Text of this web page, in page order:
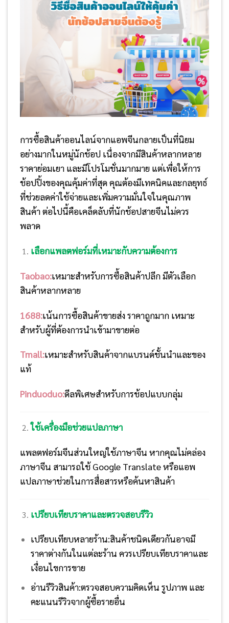
การซื้อสินค้าออนไลน์จากแอพจีนกลายเป็นที่นิยม
อย่างมากในหมู่นักช้อป เนื่องจากมีสินค้าหลากหลาย
ราคาย่อมเยา และมีโปรโมชั่นมากมาย แต่เพื่อให้การ
ช้อปปิ้งของคุณคุ้มค่าที่สุด คุณต้องมีเทคนิคและกลยุทธ์
ที่ช่วยลดค่าใช้จ่ายและเพิ่มความมั่นใจในคุณภาพ
สินค้า ต่อไปนี้คือเคล็ดลับที่นักช้อปสายจีนไม่ควร
พลาด
เลือกแพลตฟอร์มที่เหมาะกับความต้องการ
Taobao:เหมาะสำหรับการซื้อสินค้าปลีก มีตัวเลือก
สินค้าหลากหลาย
1688:เน้นการซื้อสินค้าขายส่ง ราคาถูกมาก เหมาะ
สำหรับผู้ที่ต้องการนำเข้ามาขายต่อ
Tmall:เหมาะสำหรับสินค้าจากแบรนด์ชั้นนำและของ
แท้
Pinduoduo:ดีลพิเศษสำหรับการช้อปแบบกลุ่ม
ใช้เครื่องมือช่วยแปลภาษา
แพลตฟอร์มจีนส่วนใหญ่ใช้ภาษาจีน หากคุณไม่คล่อง
ภาษาจีน สามารถใช้ Google Translate หรือแอพ
แปลภาษาช่วยในการสื่อสารหรือค้นหาสินค้า
เปรียบเทียบราคาและตรวจสอบรีวิว
เปรียบเทียบหลายร้าน:สินค้าชนิดเดียวกันอาจมี
ราคาต่างกันในแต่ละร้าน ควรเปรียบเทียบราคาและ
เงื่อนไขการขาย
อ่านรีวิวสินค้า:ตรวจสอบความคิดเห็น รูปภาพ และ
คะแนนรีวิวจากผู้ซื้อรายอื่น